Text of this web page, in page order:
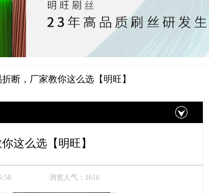
断，厂家教你这么选【明旺】
这么选【明旺】
浏览人气： 1616